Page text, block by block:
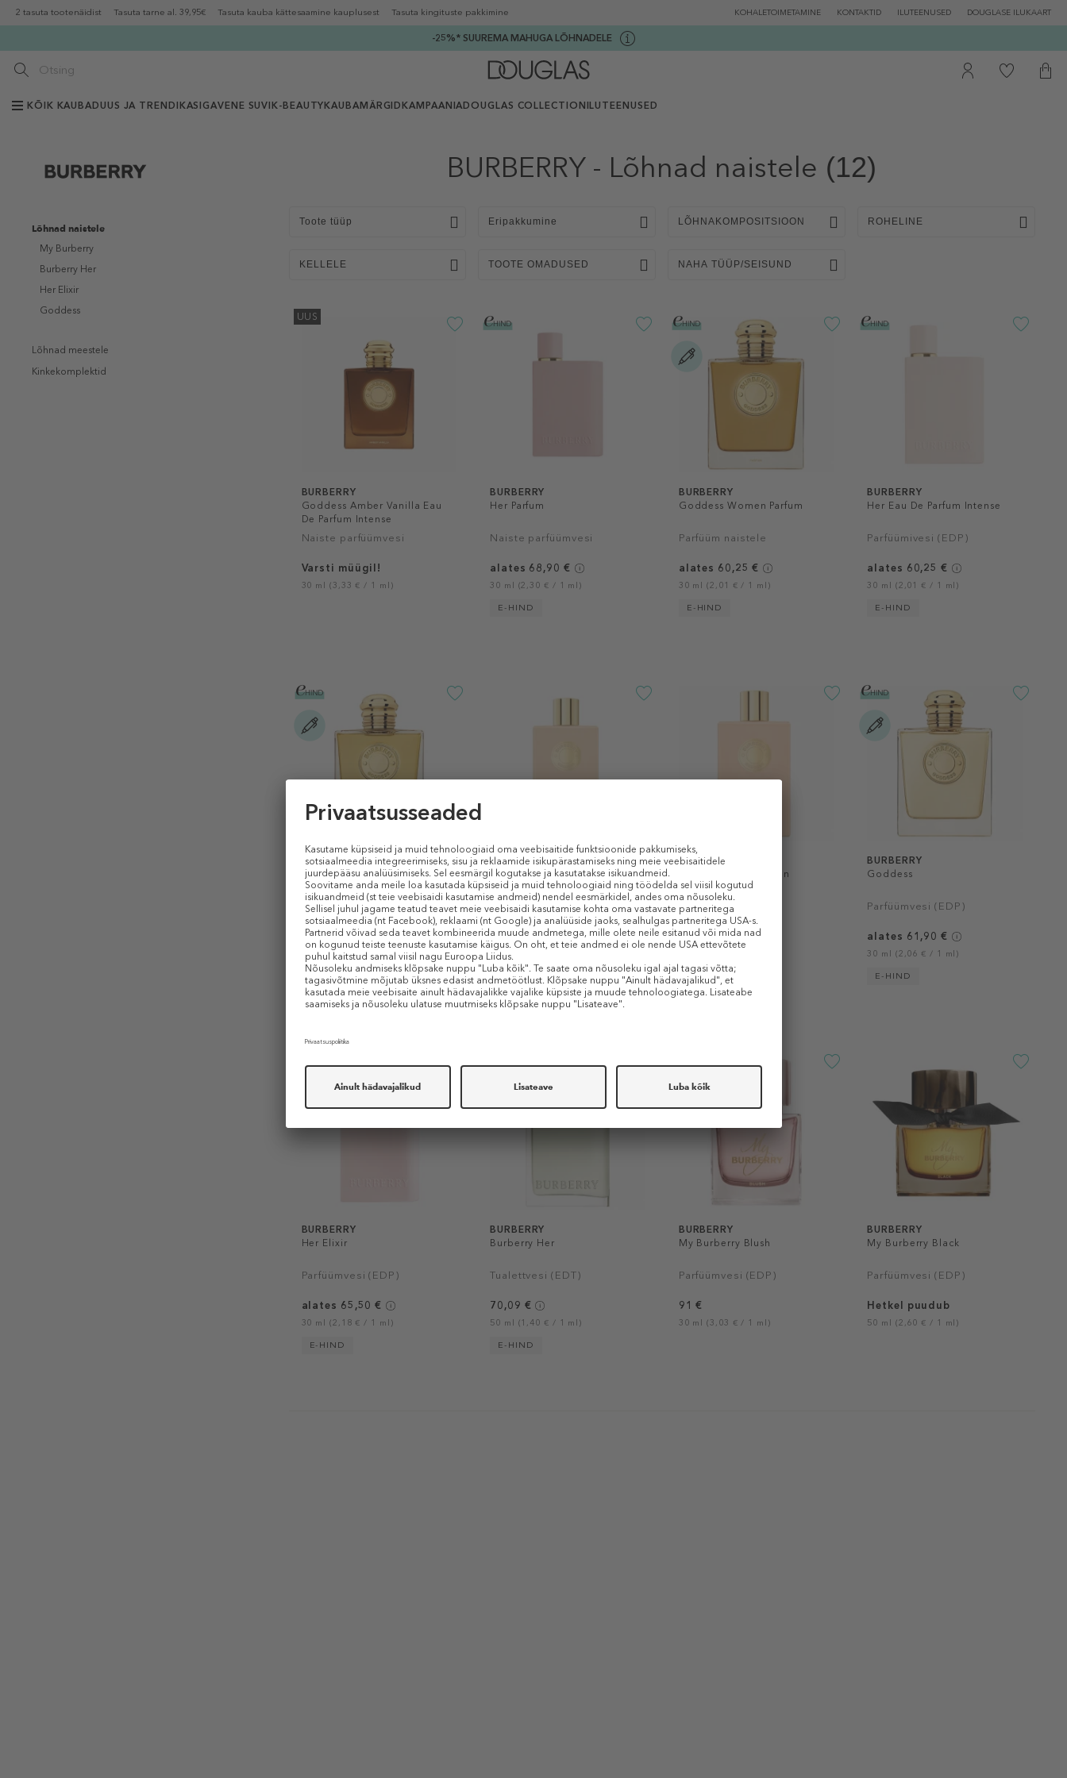
2 tasuta tootenäidist Tasuta tarne al. 39,95€ Tasuta kauba kättesaamine kauplusest Tasuta kingituste pakkimine KOHALETOIMETAMINE KONTAKTID ILUTEENUSED DOUGLASE ILUKAART
-25%* SUUREMA MAHUGA LÕHNADELE
KÕIK KAUBADUUS JA TRENDIKAS IGAVENE SUVI K-BEAUTY KAUBAMÄRGID KAMPAANIADOUGLAS COLLECTION ILUTEENUSED
Lõhnad naistele
My Burberry
Burberry Her
Her Elixir
Goddess
Lõhnad meestele
Kinkekomplektid
BURBERRY - Lõhnad naistele (12)
Toote tüüp Eripakkumine LÕHNAKOMPOSITSIOON ROHELINE
KELLELE TOOTE OMADUSED NAHA TÜÜP/SEISUND
UUS
BURBERRY
Goddess Amber Vanilla Eau
De Parfum Intense
Naiste parfüümvesi
Varsti müügil!
30 ml (3,33 € / 1 ml)
BURBERRY
Her Parfum
Naiste parfüümvesi
alates 68,90 €
30 ml (2,30 € / 1 ml)
E-HIND
BURBERRY
Goddess Women Parfum
Parfüüm naistele
alates 60,25 €
30 ml (2,01 € / 1 ml)
E-HIND
BURBERRY
Her Eau De Parfum Intense
Parfüümivesi (EDP)
alates 60,25 €
30 ml (2,01 € / 1 ml)
E-HIND
BURBERRY
Goddess Eau De Parfum
Intense
Parfüümvesi (EDP)
alates 66,90 €
30 ml (2,23 € / 1 ml)
E-HIND
BURBERRY
Goddess Shower Gel
Dušigeel
62,99 €
200 ml (0,31 € / 1 ml)
BURBERRY
Goddess Body Lotion
Kehakreem
73,99 €
BURBERRY
Goddess
Parfüümvesi (EDP)
alates 61,90 €
30 ml (2,06 € / 1 ml)
E-HIND
BURBERRY
Her Elixir
Parfüümvesi (EDP)
alates 65,50 €
30 ml (2,18 € / 1 ml)
E-HIND
BURBERRY
Burberry Her
Tualettvesi (EDT)
70,09 €
50 ml (1,40 € / 1 ml)
E-HIND
BURBERRY
My Burberry Blush
Parfüümvesi (EDP)
91 €
30 ml (3,03 € / 1 ml)
BURBERRY
My Burberry Black
Parfüümvesi (EDP)
Hetkel puudub
50 ml (2,60 € / 1 ml)